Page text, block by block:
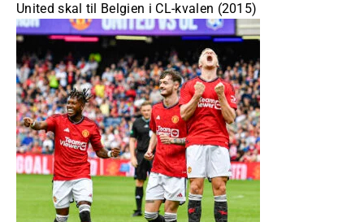
United skal til Belgien i CL-kvalen (2015)